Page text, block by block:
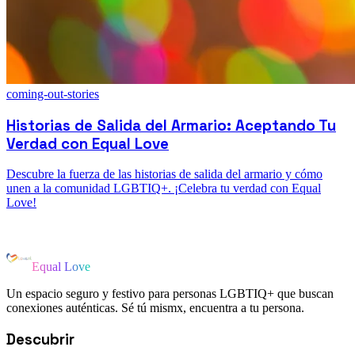
coming-out-stories
Historias de Salida del Armario: Aceptando Tu
Verdad con Equal Love
Descubre la fuerza de las historias de salida del armario y cómo
unen a la comunidad LGBTIQ+. ¡Celebra tu verdad con Equal
Love!
Equal Love
Un espacio seguro y festivo para personas LGBTIQ+ que buscan
conexiones auténticas. Sé tú mismx, encuentra a tu persona.
Descubrir